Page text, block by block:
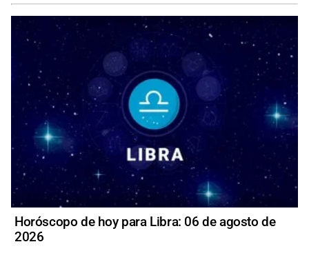
Horóscopo de hoy para Libra: 06 de agosto de
2026